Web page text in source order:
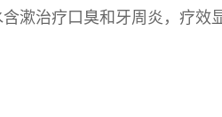
漱治疗口臭和牙周炎，疗效